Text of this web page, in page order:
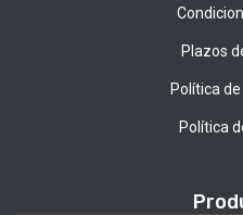
Plazos
Política
Política